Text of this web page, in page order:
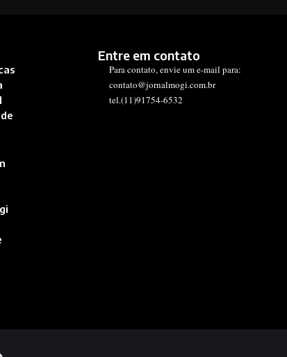
Entre em contato
Para contato, envie um e-mail para:
contato@jornalmogi.com.br
tel.(11)91754-6532